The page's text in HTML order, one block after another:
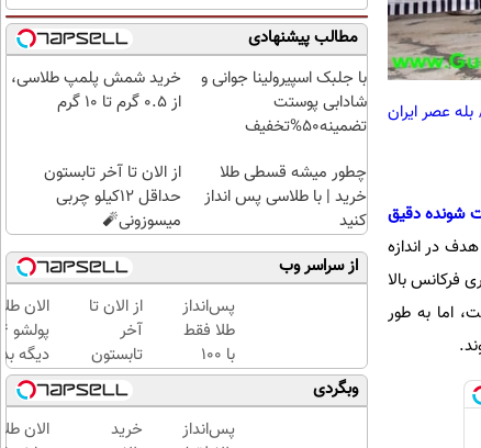
بله عصر ایران
شونده دقیق
و هواگردهای بدون سرنشین استفاده می کند. پانتسیر با استفاده از رادار جستجوی حالت جامد خود می تواند تا 20 هدف در اندازه
فرکانس بالا
اما به طور
مطالب پیشنهادی
با جلبک اسپیرولینا جوانی و
شادابی پوستت
تضمینه50%تخفیف
خرید شمش پلمپ طلاسی،
از ۰.۵ گرم تا ۱۰ گرم
چطور میشه قسطی طلا
خرید | با طلاسی پس انداز
کنید
از الان تا آخر تابستون
حداقل 12کیلو چربی
میسوزونی🧨
از سراسر وب
پس‌انداز
طلا فقط
با ۱۰۰
هزارتومان
(امن و
راحت)
از الان تا
آخر
تابستون
حداقل
12کیلو
چربی
الان
دیگه
طلا با
بی‌بهره
وبگردی
پس‌انداز
خرید
الان